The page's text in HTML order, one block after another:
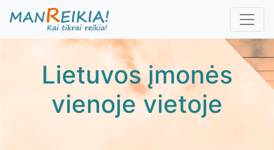
pagrindinį
Lietuvos įmonės
vienoje vietoje